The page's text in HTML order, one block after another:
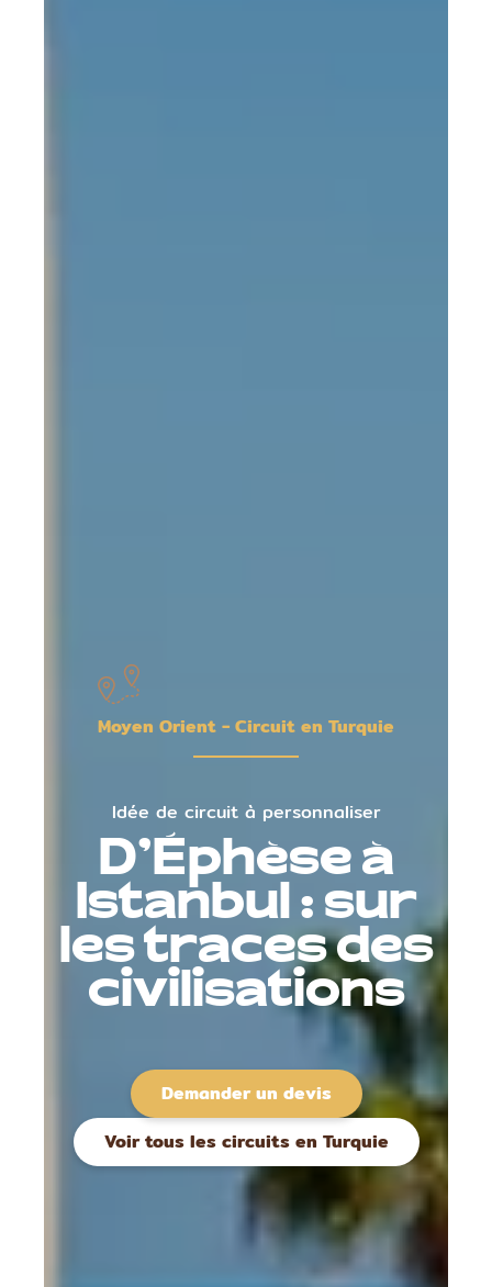
Moyen Orient - Circuit en Turquie
Idée de circuit à personnaliser
D’Éphèse à
Istanbul : sur
les traces des
civilisations
Voir tous les circuits en Turquie
Demander un devis